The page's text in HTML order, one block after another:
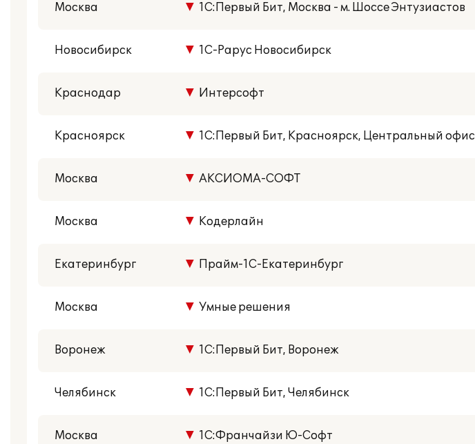
Москва ▼ 1С:Первый Бит, Москва - м. Шоссе Энтузиастов
Новосибирск ▼ 1С-Рарус Новосибирск
Краснодар ▼ Интерсофт
Красноярск ▼ 1С:Первый Бит, Красноярск, Центральный офис
Москва ▼ АКСИОМА-СОФТ
Москва ▼ Кодерлайн
Екатеринбург ▼ Прайм-1С-Екатеринбург
Москва ▼ Умные решения
Воронеж ▼ 1С:Первый Бит, Воронеж
Челябинск ▼ 1С:Первый Бит, Челябинск
Москва ▼ 1С:Франчайзи Ю-Софт